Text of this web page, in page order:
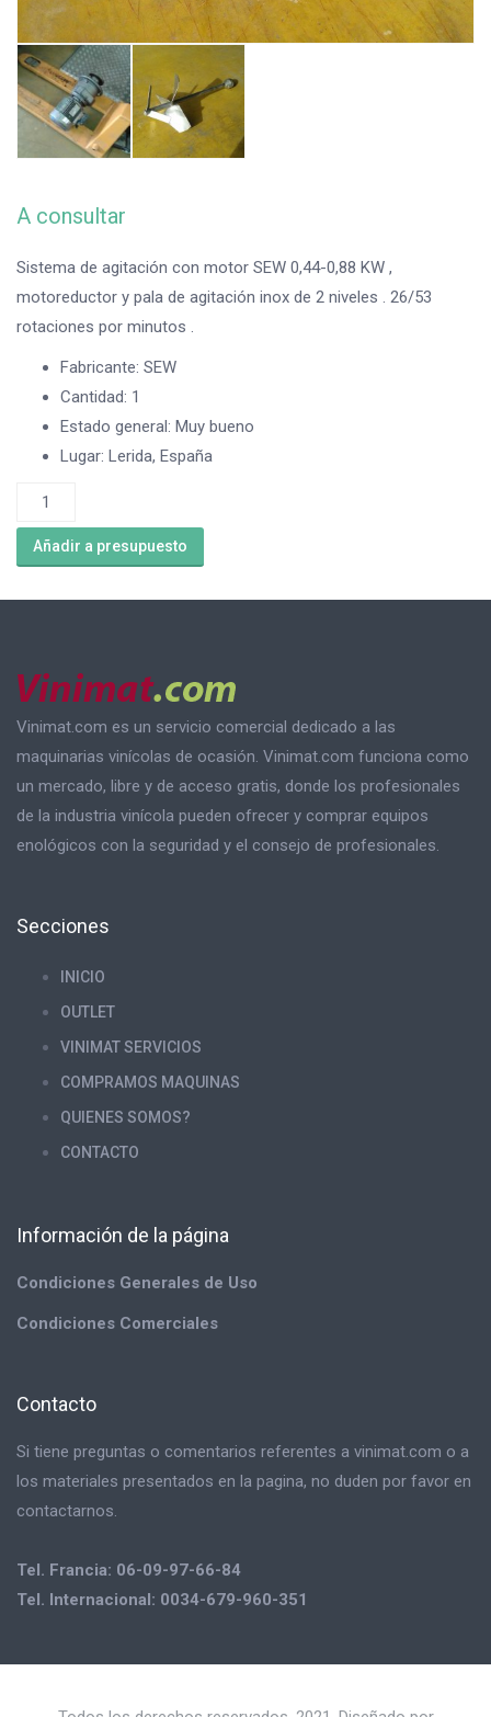
A consultar
Sistema de agitación con motor SEW 0,44-0,88 KW ,
motoreductor y pala de agitación inox de 2 niveles . 26/53
rotaciones por minutos .
Fabricante: SEW
Cantidad: 1
Estado general: Muy bueno
Lugar: Lerida, España
Sistema
de
agitación
cantidad
Añadir a presupuesto
Vinimat.com es un servicio comercial dedicado a las
maquinarias vinícolas de ocasión. Vinimat.com funciona como
un mercado, libre y de acceso gratis, donde los profesionales
de la industria vinícola pueden ofrecer y comprar equipos
enológicos con la seguridad y el consejo de profesionales.
Secciones
INICIO
OUTLET
VINIMAT SERVICIOS
COMPRAMOS MAQUINAS
QUIENES SOMOS?
CONTACTO
Información de la página
Condiciones Generales de Uso
Condiciones Comerciales
Contacto
Si tiene preguntas o comentarios referentes a vinimat.com o a
los materiales presentados en la pagina, no duden por favor en
contactarnos.
Tel. Francia: 06-09-97-66-84
Tel. Internacional: 0034-679-960-351